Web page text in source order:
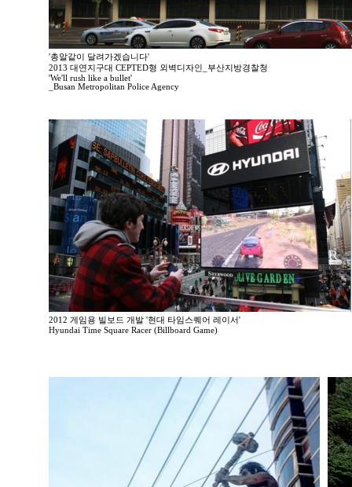
'총알같이 달려가겠습니다'
2013 대연지구대 CEPTED형 외벽디자인_부산지방경찰청
'We'll rush like a bullet'
_Busan Metropolitan Police Agency
2012 게임용 빌보드 개발 '현대 타임스퀘어 레이서'
Hyundai Time Square Racer (Billboard Game)